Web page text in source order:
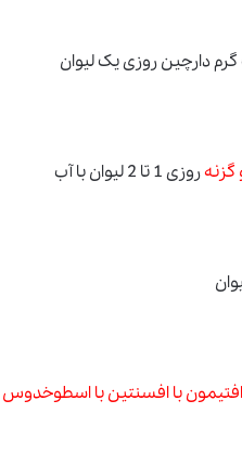
دارچین روزی یک لیوان
روزی 1 تا 2 لیوان با آب
افتیمون با افسنتین با اسطوخدوس